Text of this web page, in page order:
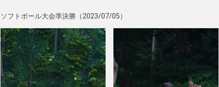
ソフトボール大会準決勝（2023/07/05）